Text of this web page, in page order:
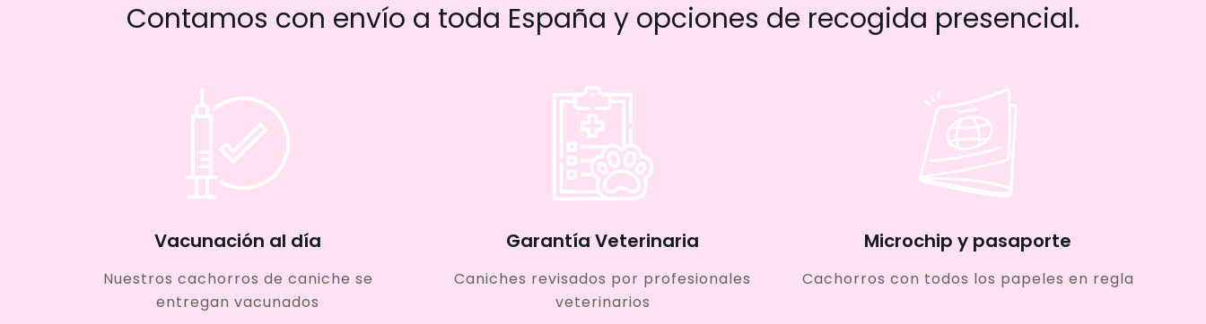
Contamos con envío a toda España y opciones de recogida presencial.
Vacunación al día
Nuestros cachorros de caniche se
entregan vacunados
Garantía Veterinaria
Caniches revisados por profesionales
veterinarios
Microchip y pasaporte
Cachorros con todos los papeles en regla